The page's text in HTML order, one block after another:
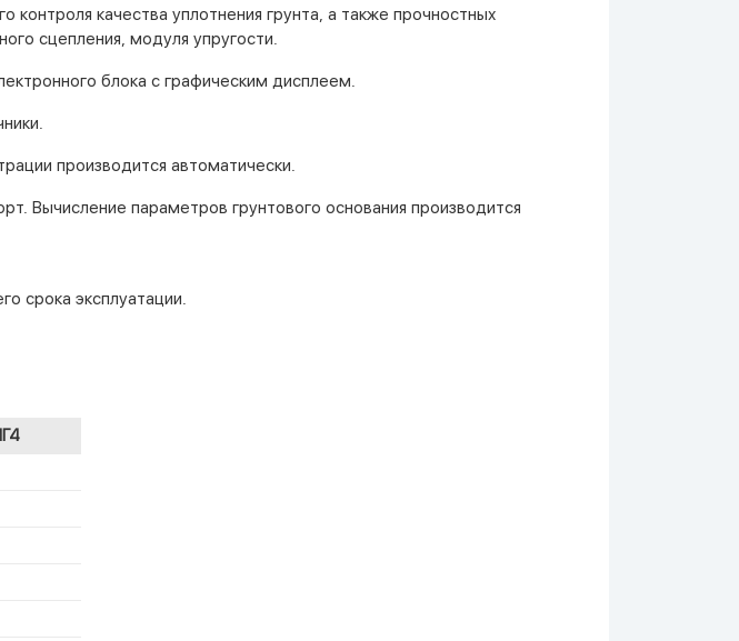
контроля качества уплотнения грунта, а также прочностных
сцепления, модуля упругости.
блока с графическим дисплеем.
производится автоматически.
Вычисление параметров грунтового основания производится
срока эксплуатации.